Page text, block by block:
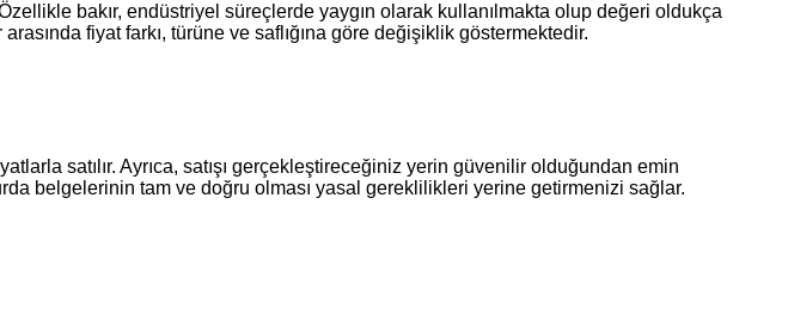
bakır, endüstriyel süreçlerde yaygın olarak kullanılmakta olup değeri oldukça
fiyat farkı, türüne ve saflığına göre değişiklik göstermektedir.
satılır. Ayrıca, satışı gerçekleştireceğiniz yerin güvenilir olduğundan emin
belgelerinin tam ve doğru olması yasal gereklilikleri yerine getirmenizi sağlar.